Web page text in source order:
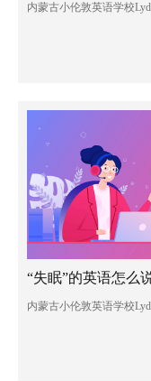
内蒙古小伦敦英语学校
“失眠”的英语怎么
内蒙古小伦敦英语学校